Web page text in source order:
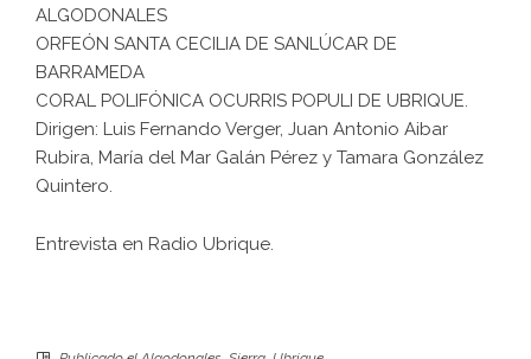
ALGODONALES
ORFEÓN SANTA CECILIA DE SANLÚCAR DE
BARRAMEDA
CORAL POLIFÓNICA OCURRIS POPULI DE UBRIQUE.
Dirigen: Luis Fernando Verger, Juan Antonio Aibar
Rubira, María del Mar Galán Pérez y Tamara González
Quintero.
Entrevista en Radio Ubrique.